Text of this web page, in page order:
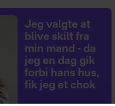
Jeg valgte at
blive skilt fra
min mand - da
jeg en dag gik
forbi hans hus,
fik jeg et chok